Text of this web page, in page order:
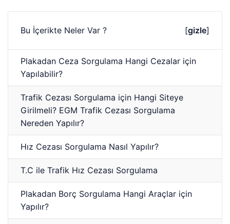
Bu İçerikte Neler Var ? [gizle]
Plakadan Ceza Sorgulama Hangi Cezalar için
Yapılabilir?
Trafik Cezası Sorgulama için Hangi Siteye
Girilmeli? EGM Trafik Cezası Sorgulama
Nereden Yapılır?
Hız Cezası Sorgulama Nasıl Yapılır?
T.C ile Trafik Hız Cezası Sorgulama
Plakadan Borç Sorgulama Hangi Araçlar için
Yapılır?